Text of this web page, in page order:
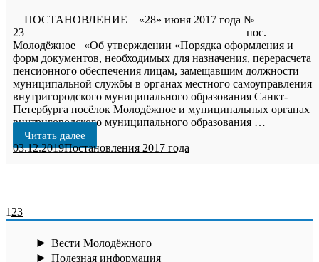
ПОСТАНОВЛЕНИЕ «28» июня 2017 года №
23 пос.
Молодёжное «Об утверждении «Порядка оформления и
форм документов, необходимых для назначения, перерасчета
пенсионного обеспечения лицам, замещавшим должности
муниципальной службы в органах местного самоуправления
внутригородского муниципального образования Санкт-
Петербурга посёлок Молодёжное и муниципальных органах
внутригородского муниципального образования …
Читать далее
03.12.2019Постановления 2017 года
1 23
► Вести Молодёжного
► Полезная информация